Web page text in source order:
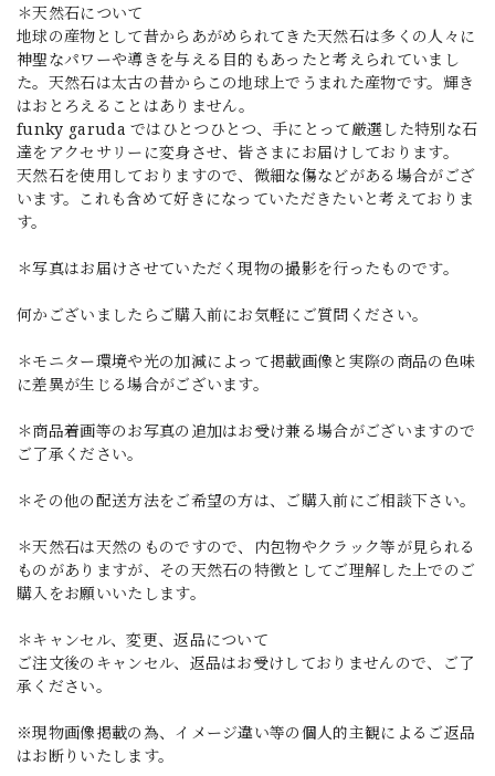
＊天然石について
地球の産物として昔からあがめられてきた天然石は多くの人々に
神聖なパワーや導きを与える目的もあったと考えられていまし
た。天然石は太古の昔からこの地球上でうまれた産物です。輝き
はおとろえることはありません。
funky garuda ではひとつひとつ、手にとって厳選した特別な石
達をアクセサリーに変身させ、皆さまにお届けしております。
天然石を使用しておりますので、微細な傷などがある場合がござ
います。これも含めて好きになっていただきたいと考えておりま
す。
＊写真はお届けさせていただく現物の撮影を行ったものです。
何かございましたらご購入前にお気軽にご質問ください。
＊モニター環境や光の加減によって掲載画像と実際の商品の色味
に差異が生じる場合がございます。
＊商品着画等のお写真の追加はお受け兼る場合がございますので
ご了承ください。
＊その他の配送方法をご希望の方は、ご購入前にご相談下さい。
＊天然石は天然のものですので、内包物やクラック等が見られる
ものがありますが、その天然石の特徴としてご理解した上でのご
購入をお願いいたします。
＊キャンセル、変更、返品について
ご注文後のキャンセル、返品はお受けしておりませんので、ご了
承ください。
※現物画像掲載の為、イメージ違い等の個人的主観によるご返品
はお断りいたします。